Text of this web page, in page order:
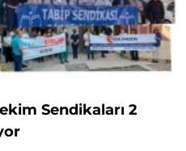
Sendikaları 2